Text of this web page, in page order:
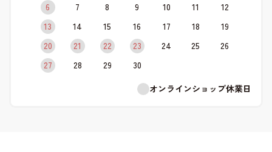
6
7 8 9 10 11
12
13
14 15 16 17 18
19
20
21 22 23 24 25
26
27
28 29
30
オンラインショップ休業日